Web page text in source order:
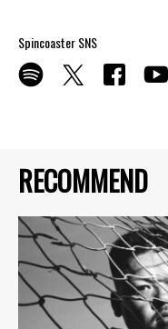
RECOMMEND
Spincoaster SNS